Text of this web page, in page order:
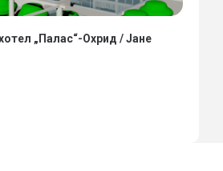
„Палас“-Охрид / Јане